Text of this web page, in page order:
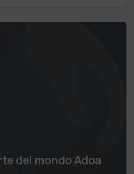
del mondo Adoa